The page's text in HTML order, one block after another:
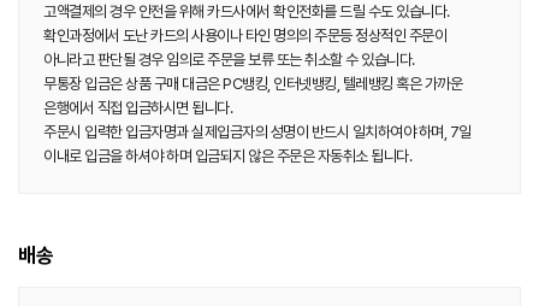
고액결제의 경우 안전을 위해 카드사에서 확인전화를 드릴 수도 있습니다.
확인과정에서 도난 카드의 사용이나 타인 명의의 주문등 정상적인 주문이
아니라고 판단될 경우 임의로 주문을 보류 또는 취소할 수 있습니다.
무통장 입금은 상품 구매 대금은 PC뱅킹, 인터넷뱅킹, 텔레뱅킹 혹은 가까운
은행에서 직접 입금하시면 됩니다.
주문시 입력한 입금자명과 실제입금자의 성명이 반드시 일치하여야 하며, 7일
이내로 입금을 하셔야 하며 입금되지 않은 주문은 자동취소 됩니다.
배송